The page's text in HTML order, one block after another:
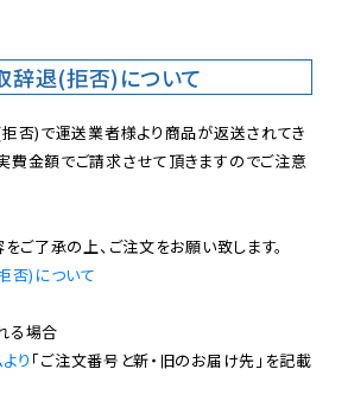
辞退(拒否)について
否)で運送業者様より商品が返送されてき
費金額でご請求させて頂きますのでご注意
否)について
り 「ご注文番号と新・旧のお届け先」を記載